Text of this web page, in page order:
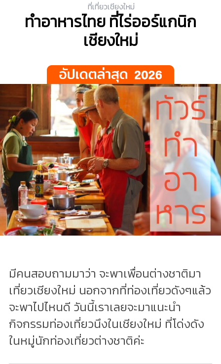
ที่เที่ยวเชียงใหม่
ทำอาหารไทย ที่ไร่ออร์แกนิก
เชียงใหม่
มีคนสอบถามมาว่า จะพาเพื่อนต่างชาติมา
เที่ยวเชียงใหม่ นอกจากที่ท่องเที่ยวดังๆแล้ว
จะพาไปไหนดี วันนี้เราเลยจะมาแนะนำ
กิจกรรมท่องเที่ยวนึงในเชียงใหม่ ที่โด่งดัง
ในหมู่นักท่องเที่ยวต่างชาติค่ะ